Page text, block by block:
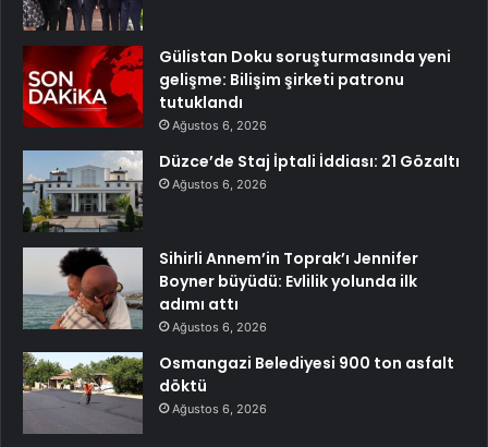
Gülistan Doku soruşturmasında yeni
gelişme: Bilişim şirketi patronu
tutuklandı
Ağustos 6, 2026
Düzce’de Staj İptali İddiası: 21 Gözaltı
Ağustos 6, 2026
Sihirli Annem’in Toprak’ı Jennifer
Boyner büyüdü: Evlilik yolunda ilk
adımı attı
Ağustos 6, 2026
Osmangazi Belediyesi 900 ton asfalt
döktü
Ağustos 6, 2026